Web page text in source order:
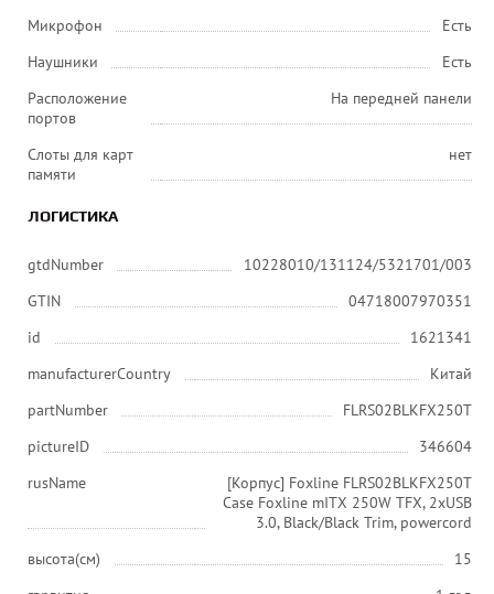
Микрофон
Есть
Наушники
Есть
Расположение
портов
На передней панели
Слоты для карт
памяти
нет
ЛОГИСТИКА
gtdNumber
10228010/131124/5321701/003
GTIN
04718007970351
id
1621341
manufacturerCountry
Китай
partNumber
FLRS02BLKFX250T
pictureID
346604
rusName
[Корпус] Foxline FLRS02BLKFX250T
Case Foxline mITX 250W TFX, 2xUSB
3.0, Black/Black Trim, powercord
высота(см)
15